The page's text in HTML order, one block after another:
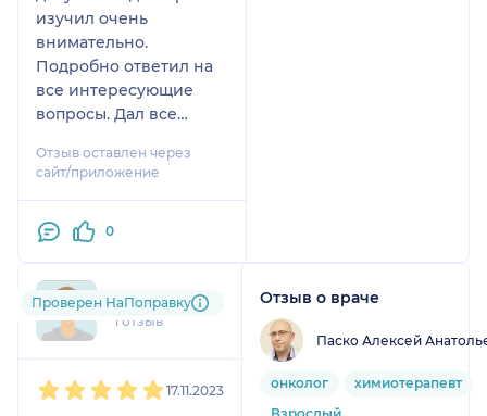
изучил очень
внимательно.
Подробно ответил на
все интересующие
вопросы. Дал все
рекомендации.
Огромное спасибо!
Отзыв оставлен через
сайт/приложение
0
ang....@....ru
1 отзыв
Проверен НаПоправку
17.11.2023
Отзыв о враче
Паско Алексей
онколог
химиотерапевт